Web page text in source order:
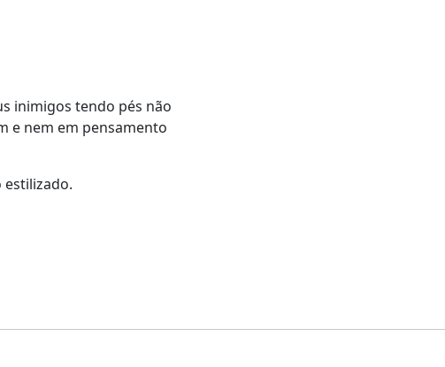
inimigos tendo pés não
e nem em pensamento